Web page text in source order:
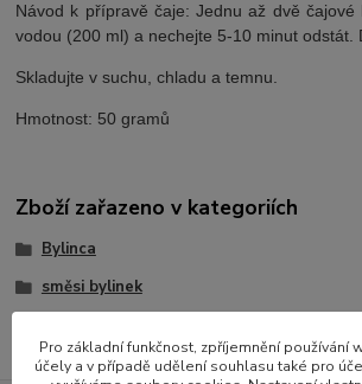
Návod k přípravě čaje: Jednu až dvě čajové
vodou (200 ml) a nechejte 5-10 minut odstát.
Skladujte v suchu, chladu a temnu.
Hmotnost: 50 gramů
Zboží zařazeno v kategoriích
Bylinca
směsi bylinek
Pro základní funkčnost, zpříjemnění používání
účely a v případě udělení souhlasu také pro